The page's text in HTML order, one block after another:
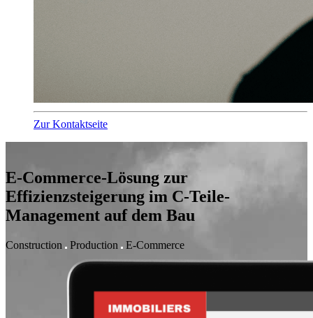
Zur Kontaktseite
E-Commerce-Lösung zur
Effizienzsteigerung im C-Teile-
Management auf dem Bau
Construction Production E-Commerce